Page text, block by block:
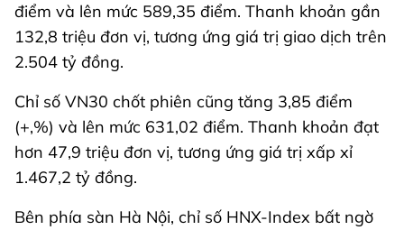
điểm và lên mức 589,35 điểm. Thanh khoản gần
132,8 triệu đơn vị, tương ứng giá trị giao dịch trên
2.504 tỷ đồng.
Chỉ số VN30 chốt phiên cũng tăng 3,85 điểm
(+,%) và lên mức 631,02 điểm. Thanh khoản đạt
hơn 47,9 triệu đơn vị, tương ứng giá trị xấp xỉ
1.467,2 tỷ đồng.
Bên phía sàn Hà Nội, chỉ số HNX-Index bất ngờ